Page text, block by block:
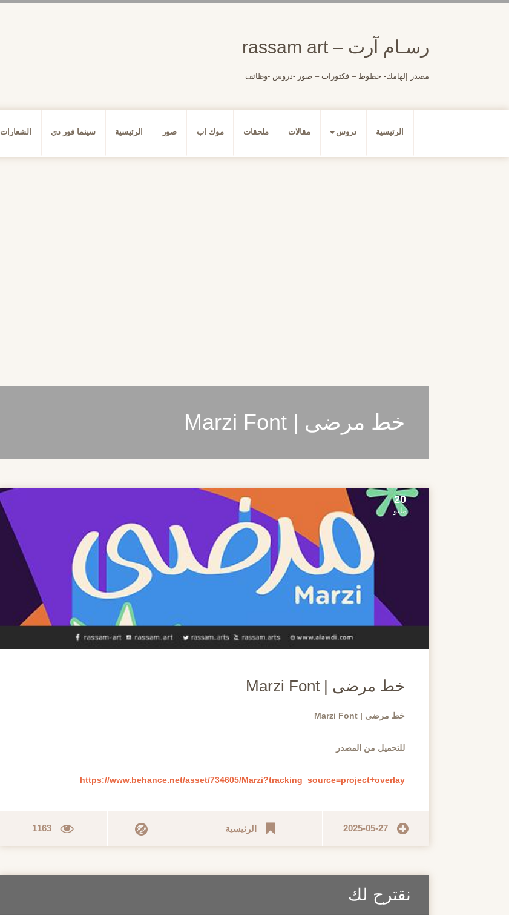
رسـام آرت – rassam art
مصدر إلهامك- خطوط – فكتورات – صور -دروس -وظائف
الرئيسية دروس مقالات ملحقات موك اب صور الرئيسية سينما فور دي الشعارات
خط مرضى | Marzi Font
20
مايو
خط مرضى | Marzi Font
خط مرضى | Marzi Font
للتحميل من المصدر
https://www.behance.net/asset/734605/Marzi?tracking_source=project+overlay
2025-05-27 الرئيسية 1163
نقترح لك